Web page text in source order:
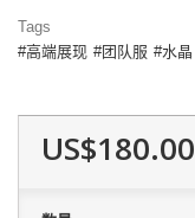
Tags
高端展现
团队服 水晶
US$180.00